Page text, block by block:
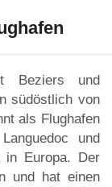
Beziers und
südöstlich von
als Flughafen
und
in Europa. Der
und hat einen